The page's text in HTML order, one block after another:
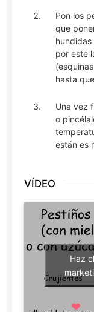
Pon los
que
por este
hasta
Una vez
o
están es
VÍDEO
Haz